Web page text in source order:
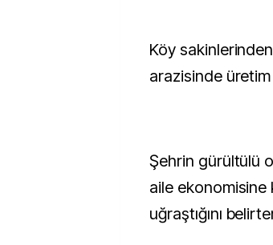
Köy
arazisinde üretim
Şehrin gürültülü
aile ekonomisine
uğraştığını